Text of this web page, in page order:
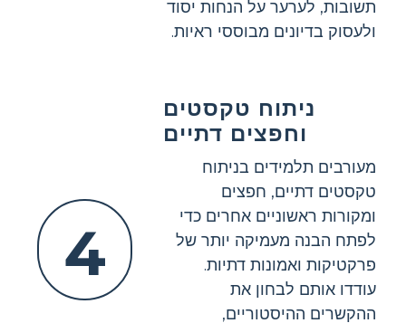
תשובות, לערער על הנחות יסוד
ולעסוק בדיונים מבוססי ראיות.
4
ניתוח טקסטים
וחפצים דתיים
מעורבים תלמידים בניתוח
טקסטים דתיים, חפצים
ומקורות ראשוניים אחרים כדי
לפתח הבנה מעמיקה יותר של
פרקטיקות ואמונות דתיות.
עודדו אותם לבחון את
ההקשרים ההיסטוריים,